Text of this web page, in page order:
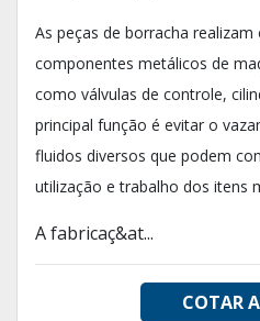
As peças de borracha
componentes metálicos de
como válvulas de controle,
principal função é evitar o
fluidos diversos que podem
utilização e trabalho dos itens
A fabricaç&at...
COTAR